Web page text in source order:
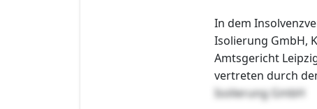
In dem
Isolierung GmbH,
Amtsgericht
vertreten durch
Isolierung GmbH